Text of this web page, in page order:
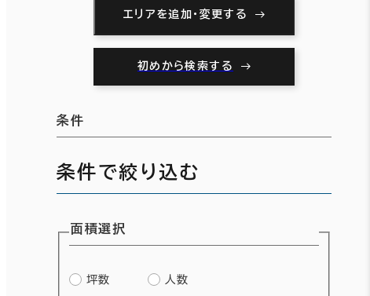
エリアを追加・変更する
初めから検索する
条件
条件で絞り込む
面積選択
坪数 人数